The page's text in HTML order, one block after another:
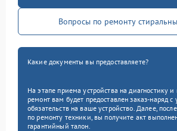
Вопросы по ремонту
Какие документы вы предоставляете?
На этапе приема устройства на диагностику
ремонт вам будет предоставлен заказ-наряд
обязательств на ваше устройство. Далее,
по ремонту техники, вы получите акт
гарантийный талон.